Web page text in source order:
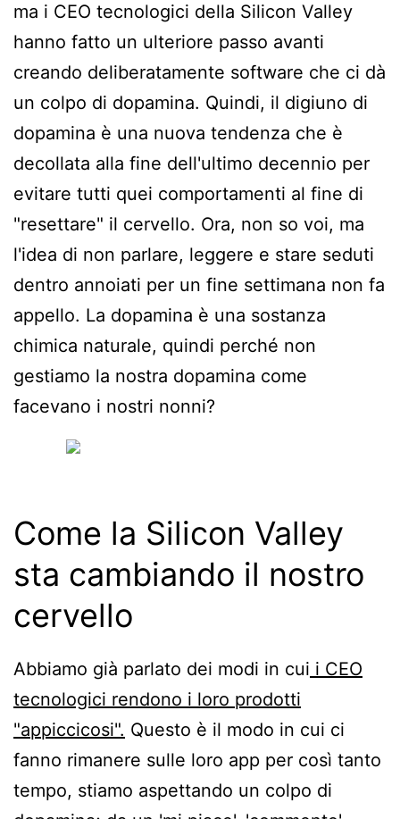
ma i CEO tecnologici della Silicon Valley
hanno fatto un ulteriore passo avanti
creando deliberatamente software che ci dà
un colpo di dopamina. Quindi, il digiuno di
dopamina è una nuova tendenza che è
decollata alla fine dell'ultimo decennio per
evitare tutti quei comportamenti al fine di
"resettare" il cervello. Ora, non so voi, ma
l'idea di non parlare, leggere e stare seduti
dentro annoiati per un fine settimana non fa
appello. La dopamina è una sostanza
chimica naturale, quindi perché non
gestiamo la nostra dopamina come
facevano i nostri nonni?
Come la Silicon Valley
sta cambiando il nostro
cervello
Abbiamo già parlato dei modi in cui i CEO
tecnologici rendono i loro prodotti
"appiccicosi". Questo è il modo in cui ci
fanno rimanere sulle loro app per così tanto
tempo, stiamo aspettando un colpo di